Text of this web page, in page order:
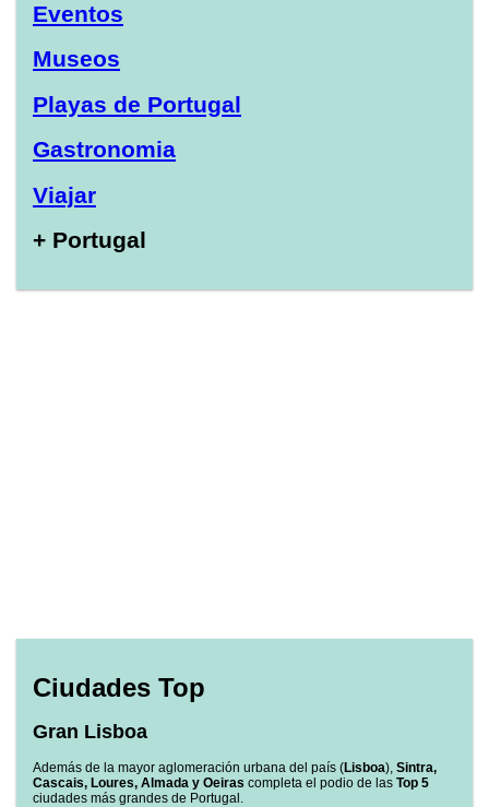
Eventos
Museos
Playas de Portugal
Gastronomia
Viajar
+ Portugal
Ciudades Top
Gran Lisboa
Además de la mayor aglomeración urbana del país (Lisboa), Sintra,
Cascais, Loures, Almada y Oeiras completa el podio de las Top 5
ciudades más grandes de Portugal.